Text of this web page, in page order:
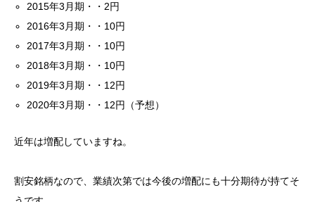
2015年3月期・・2円
2016年3月期・・10円
2017年3月期・・10円
2018年3月期・・10円
2019年3月期・・12円
2020年3月期・・12円（予想）
近年は増配していますね。
割安銘柄なので、業績次第では今後の増配にも十分期待が持てそ